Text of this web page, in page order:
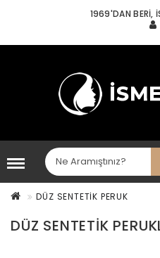
1969'DAN BERI,
DÜZ SENTETİK PERUK
DÜZ SENTETIK